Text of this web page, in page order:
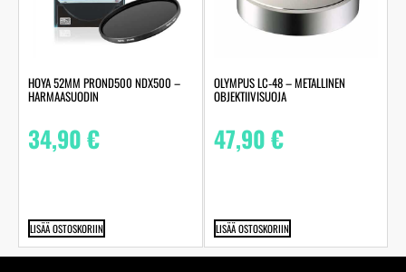
HOYA 52MM PROND500 NDX500 –
HARMAASUODIN
34,90€
LISÄÄ OSTOSKORIIN
OLYMPUS LC‑48 – METALLINEN
OBJEKTIIVISUOJA
47,90€
LISÄÄ OSTOSKORIIN